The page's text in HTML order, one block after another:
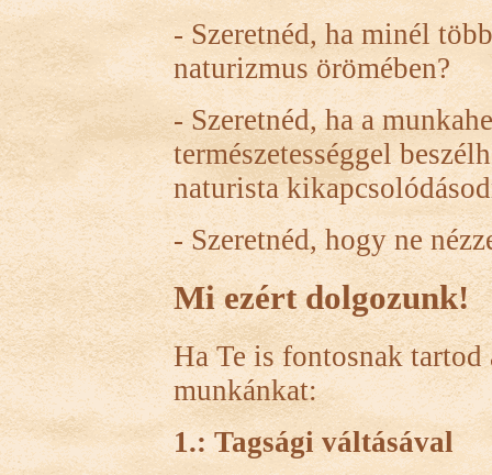
- Szeretnéd, ha minél
naturizmus örömében?
- Szeretnéd, ha a
természetességgel
naturista
- Szeretnéd, hogy ne
Mi ezért dolgozunk!
Ha Te is fontosnak
munkánkat:
1.: Tagsági váltásával